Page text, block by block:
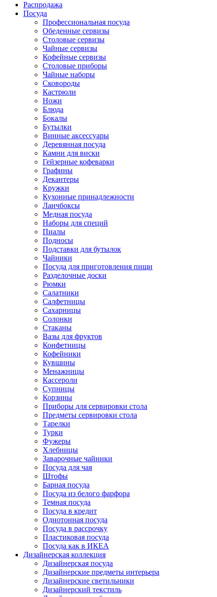
Распродажа
Посуда
Профессиональная посуда
Обеденные сервизы
Столовые сервизы
Чайные сервизы
Кофейные сервизы
Столовые приборы
Чайные наборы
Сковороды
Кастрюли
Ножи
Блюда
Бокалы
Бутылки
Винные аксессуары
Деревянная посуда
Камни для виски
Гейзерные кофеварки
Графины
Декантеры
Кружки
Кухонные принадлежности
Ланчбоксы
Медная посуда
Наборы для специй
Пиалы
Подносы
Подставки для бутылок
Чайники
Посуда для приготовления пищи
Разделочные доски
Рюмки
Салатники
Салфетницы
Сахарницы
Солонки
Стаканы
Вазы для фруктов
Конфетницы
Кофейники
Кувшины
Менажницы
Кассероли
Супницы
Корзины
Приборы для сервировки стола
Предметы сервировки стола
Тарелки
Турки
Фужеры
Хлебницы
Заварочные чайники
Посуда для чая
Штофы
Барная посуда
Посуда из белого фарфора
Темная посуда
Посуда в кредит
Однотонная посуда
Посуда в рассрочку
Пластиковая посуда
Посуда как в ИКЕА
Дизайнерская коллекция
Дизайнерская посуда
Дизайнерские предметы интерьера
Дизайнерские светильники
Дизайнерский текстиль